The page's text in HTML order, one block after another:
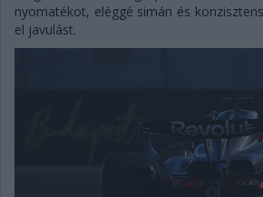
nyomatékot, eléggé simán és
el javulást.